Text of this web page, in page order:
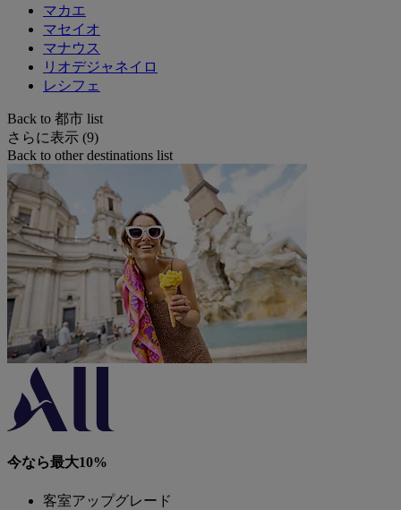
マカエ
マセイオ
マナウス
リオデジャネイロ
レシフェ
Back to 都市 list
さらに表示 (9)
Back to other destinations list
今なら最大10%
客室アップグレード